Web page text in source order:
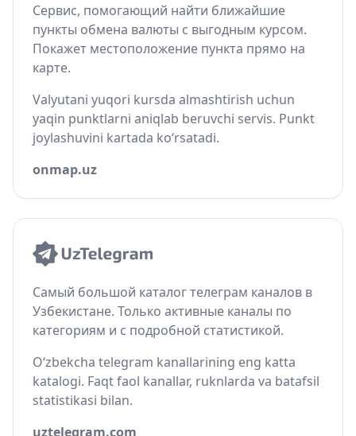
Сервис, помогающий найти ближайшие
пункты обмена валюты с выгодным курсом.
Покажет местоположение пункта прямо на
карте.
Valyutani yuqori kursda almashtirish uchun
yaqin punktlarni aniqlab beruvchi servis. Punkt
joylashuvini kartada ko‘rsatadi.
onmap.uz
Самый большой каталог телеграм каналов в
Узбекистане. Только активные каналы по
категориям и с подробной статистикой.
O‘zbekcha telegram kanallarining eng katta
katalogi. Faqt faol kanallar, ruknlarda va batafsil
statistikasi bilan.
uztelegram.com